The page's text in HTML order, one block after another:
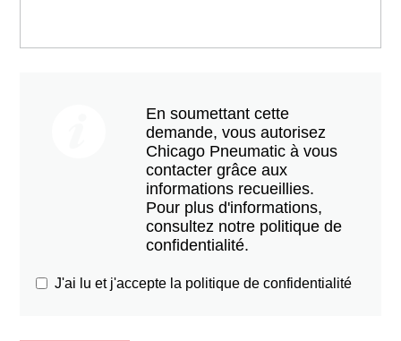
En soumettant cette
demande, vous autorisez
Chicago Pneumatic à vous
contacter grâce aux
informations recueillies.
Pour plus d'informations,
consultez notre politique de
confidentialité.
J'ai lu et j'accepte la politique de confidentialité